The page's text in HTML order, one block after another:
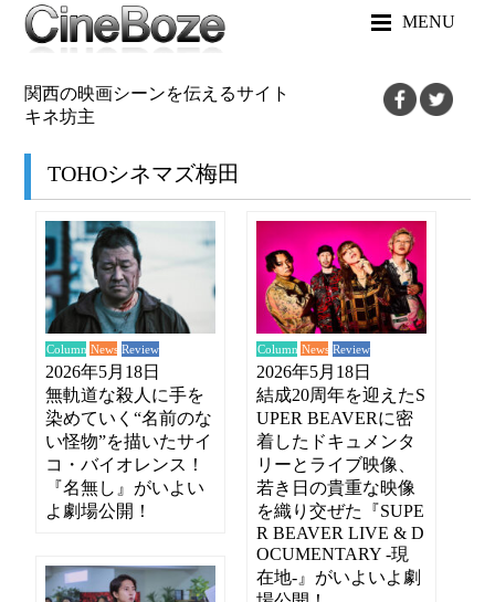
MENU
関西の映画シーンを伝えるサイト
キネ坊主
TOHOシネマズ梅田
Column News Review
2026年5月18日
無軌道な殺人に手を
染めていく“名前のな
い怪物”を描いたサイ
コ・バイオレンス！
『名無し』がいよい
よ劇場公開！
Column News Review
2026年5月18日
結成20周年を迎えたS
UPER BEAVERに密
着したドキュメンタ
リーとライブ映像、
若き日の貴重な映像
を織り交ぜた『SUPE
R BEAVER LIVE & D
OCUMENTARY -現
在地-』がいよいよ劇